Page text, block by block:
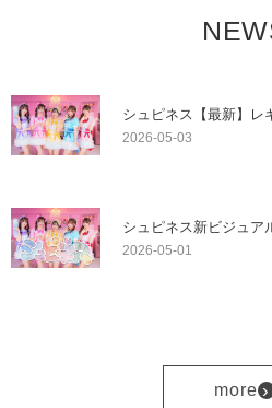
シュピネス【最新】レ
2026-05-03
シュピネス新ビジュア
2026-05-01
more ›